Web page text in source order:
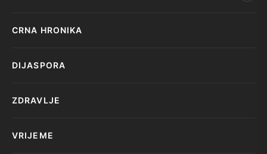
CRNA HRONIKA
DIJASPORA
ZDRAVLJE
VRIJEME